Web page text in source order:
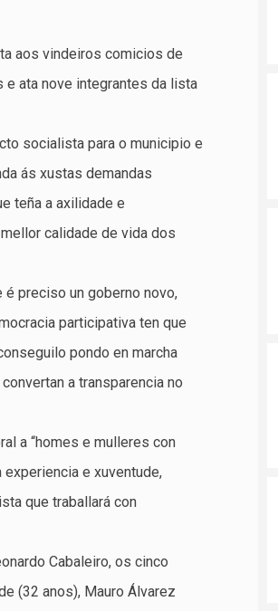
aos vindeiros comicios de
e ata nove integrantes da lista
socialista para o municipio e
ás xustas demandas
teña a axilidade e
calidade de vida dos
é preciso un goberno novo,
participativa ten que
pondo en marcha
a transparencia no
a “homes e mulleres con
e xuventude,
que traballará con
Cabaleiro, os cinco
(32 anos), Mauro Álvarez